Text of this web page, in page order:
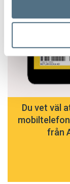
Du vet väl
från